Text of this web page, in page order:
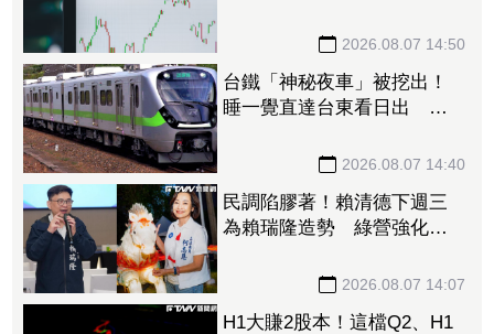
2026.08.07 14:50
台鐵「神秘夜車」被挖出！
睡一覺直達台東看日出 每
2026.08.07 14:40
民調陷膠著！賴清德下週三
為賴瑞隆造勢 綠營強化高
2026.08.07 14:07
H1大賺2股本！這檔Q2、H1